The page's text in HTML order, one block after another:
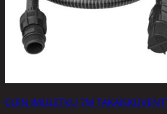
CLEN IMULETKU 7M